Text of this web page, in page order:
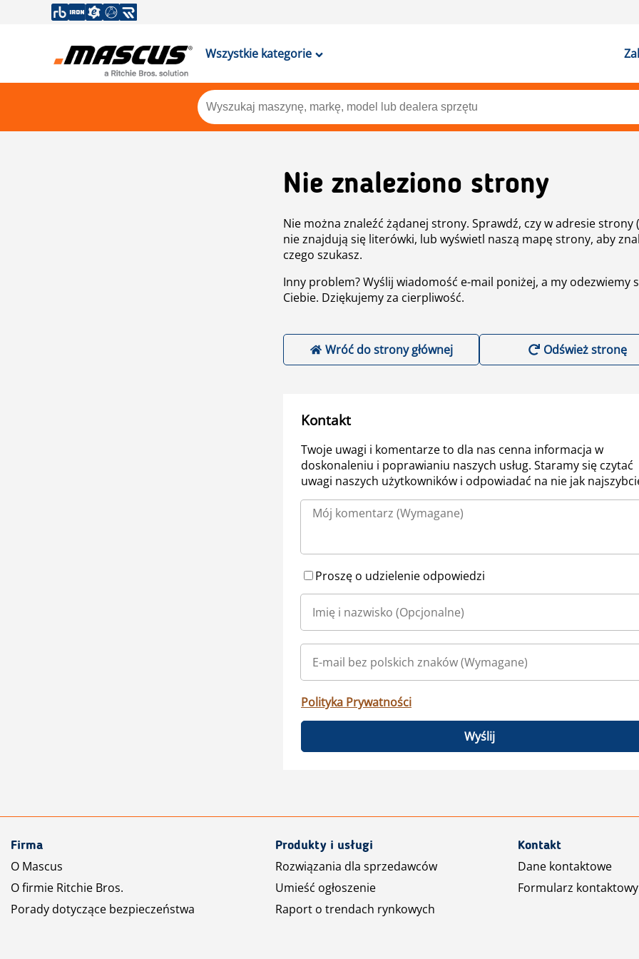
Wszystkie kategorie
Nie znaleziono strony
Nie można znaleźć żądanej strony. Sprawdź, czy w adresie strony
nie znajdują się literówki, lub wyświetl naszą mapę strony, aby
czego szukasz.
Inny problem? Wyślij wiadomość e-mail poniżej, a my odezwiemy
Ciebie. Dziękujemy za cierpliwość.
Wróć do strony głównej Odśwież stronę
Kontakt
Twoje uwagi i komentarze to dla nas cenna informacja w
doskonaleniu i poprawianiu naszych usług. Staramy się czytać
uwagi naszych użytkowników i odpowiadać na nie jak
Proszę o udzielenie odpowiedzi
Polityka Prywatności
Wyślij
Firma
O Mascus
O firmie Ritchie Bros.
Porady dotyczące bezpieczeństwa
Produkty i usługi
Rozwiązania dla sprzedawców
Umieść ogłoszenie
Raport o trendach rynkowych
Kontakt
Dane kontaktowe
Formularz kontaktowy